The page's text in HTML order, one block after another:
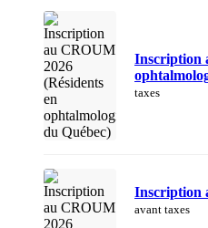
Inscription
taxes
Inscription
avant taxes